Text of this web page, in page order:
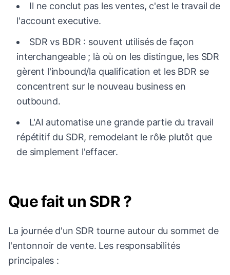
Il ne conclut pas les ventes, c'est le travail de
l'account executive.
SDR vs BDR : souvent utilisés de façon
interchangeable ; là où on les distingue, les SDR
gèrent l'inbound/la qualification et les BDR se
concentrent sur le nouveau business en
outbound.
L'AI automatise une grande partie du travail
répétitif du SDR, remodelant le rôle plutôt que
de simplement l'effacer.
Que fait un SDR ?
La journée d'un SDR tourne autour du sommet de
l'entonnoir de vente. Les responsabilités
principales :